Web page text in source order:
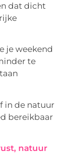
dat dicht
je weekend
te
in de natuur
bereikbaar
natuur